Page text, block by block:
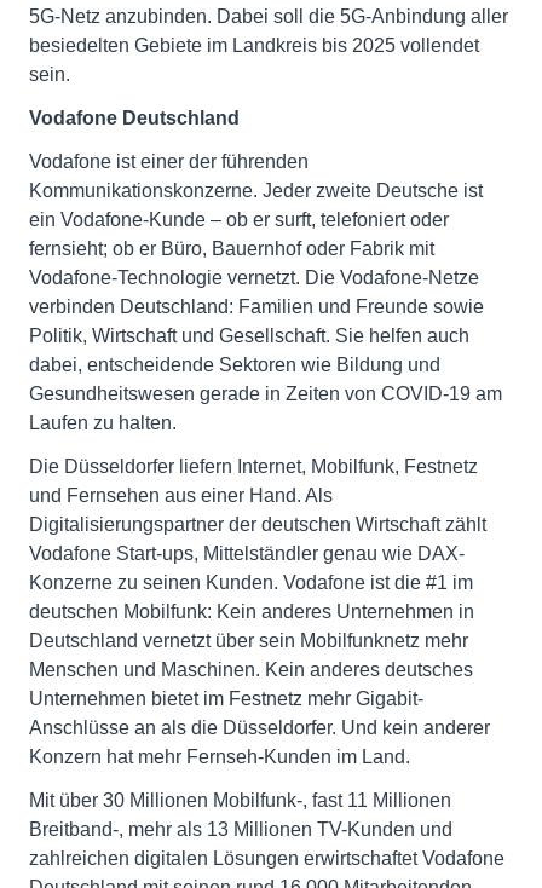
5G-Netz anzubinden. Dabei soll die 5G-Anbindung aller
besiedelten Gebiete im Landkreis bis 2025 vollendet
sein.
Vodafone Deutschland
Vodafone ist einer der führenden
Kommunikationskonzerne. Jeder zweite Deutsche ist
ein Vodafone-Kunde – ob er surft, telefoniert oder
fernsieht; ob er Büro, Bauernhof oder Fabrik mit
Vodafone-Technologie vernetzt. Die Vodafone-Netze
verbinden Deutschland: Familien und Freunde sowie
Politik, Wirtschaft und Gesellschaft. Sie helfen auch
dabei, entscheidende Sektoren wie Bildung und
Gesundheitswesen gerade in Zeiten von COVID-19 am
Laufen zu halten.
Die Düsseldorfer liefern Internet, Mobilfunk, Festnetz
und Fernsehen aus einer Hand. Als
Digitalisierungspartner der deutschen Wirtschaft zählt
Vodafone Start-ups, Mittelständler genau wie DAX-
Konzerne zu seinen Kunden. Vodafone ist die #1 im
deutschen Mobilfunk: Kein anderes Unternehmen in
Deutschland vernetzt über sein Mobilfunknetz mehr
Menschen und Maschinen. Kein anderes deutsches
Unternehmen bietet im Festnetz mehr Gigabit-
Anschlüsse an als die Düsseldorfer. Und kein anderer
Konzern hat mehr Fernseh-Kunden im Land.
Mit über 30 Millionen Mobilfunk-, fast 11 Millionen
Breitband-, mehr als 13 Millionen TV-Kunden und
zahlreichen digitalen Lösungen erwirtschaftet Vodafone